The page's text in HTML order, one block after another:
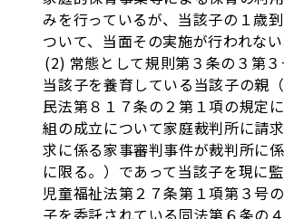
みを行っているが、当該子の１歳
ついて、当面その実施が行われな
(2) 常態として規則第３条の３第３
当該子を養育している当該子の親
民法第８１７条の２第１項の規定
組の成立について家庭裁判所に請
求に係る家事審判事件が裁判所に
に限る。）であって当該子を現に
児童福祉法第２７条第１項第３号
子を委託されている同法第６条の